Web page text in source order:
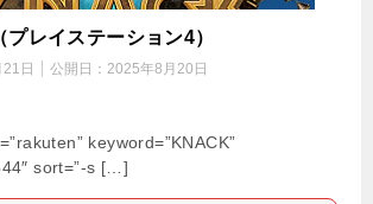
プレイステーション4）
日 公開日： 2025年8月20日
keyword=”KNACK”
sort=”-s […]